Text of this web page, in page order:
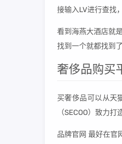
接输入LV进行查找
看到海燕大酒店就
找到一个就都找到了
奢侈品购买
买奢侈品可以从天
（SECOO）致力
品牌官网 最好在官